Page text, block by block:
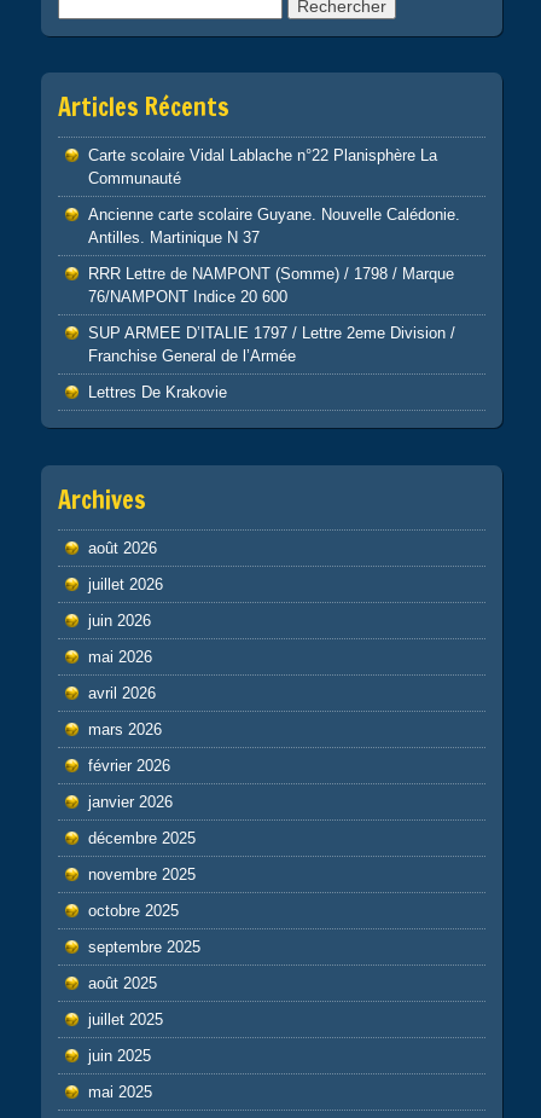
Articles Récents
Carte scolaire Vidal Lablache n°22 Planisphère La
Communauté
Ancienne carte scolaire Guyane. Nouvelle Calédonie.
Antilles. Martinique N 37
RRR Lettre de NAMPONT (Somme) / 1798 / Marque
76/NAMPONT Indice 20 600
SUP ARMEE D’ITALIE 1797 / Lettre 2eme Division /
Franchise General de l’Armée
Lettres De Krakovie
Archives
août 2026
juillet 2026
juin 2026
mai 2026
avril 2026
mars 2026
février 2026
janvier 2026
décembre 2025
novembre 2025
octobre 2025
septembre 2025
août 2025
juillet 2025
juin 2025
mai 2025